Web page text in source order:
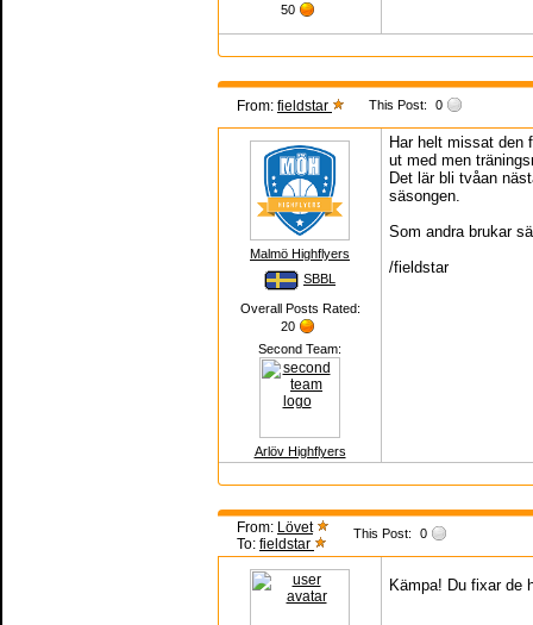
50
From: fieldstar This Post: 0
Malmö Highflyers
SBBL
Overall Posts Rated:
20
Second Team:
Arlöv Highflyers
Har helt missat den
ut med men
Det lär bli tvåan
säsongen.
Som andra brukar
/fieldstar
From: Lövet
To: fieldstar
This Post: 0
Kämpa! Du fixar de